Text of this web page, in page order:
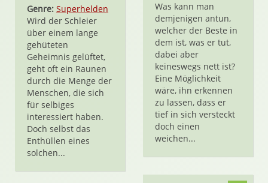
Genre: Superhelden
Wird der Schleier
über einem lange
gehüteten
Geheimnis gelüftet,
geht oft ein Raunen
durch die Menge der
Menschen, die sich
für selbiges
interessiert haben.
Doch selbst das
Enthüllen eines
solchen...
Was kann man
demjenigen antun,
welcher der Beste in
dem ist, was er tut,
dabei aber
keineswegs nett ist?
Eine Möglichkeit
wäre, ihn erkennen
zu lassen, dass er
tief in sich versteckt
doch einen
weichen...